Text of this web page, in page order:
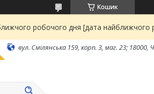
Кошик
робочого дня [дата найближчого
вул. Смілянська 159, корп. 3, маг. 23; 18000,